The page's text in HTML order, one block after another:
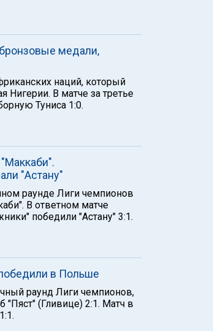
медали,
наций, который
Нигерии. В матче за третье
Туниса 1:0.
"Астану"
раунде Лиги чемпионов
В ответном матче
победили "Астану" 3:1.
в Польше
раунд Лиги чемпионов,
"Пяст" (Гливице) 2:1. Матч в